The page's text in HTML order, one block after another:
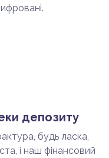
депозиту
будь ласка,
і наш фінансовий